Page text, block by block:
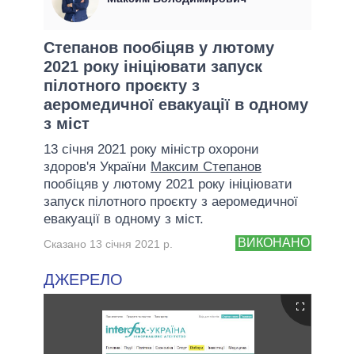
ОГЛЯДИ
ДАЙДЖЕСТИ
ПРЕЗИДЕНТ І ОФІС
ВЕРХОВНА РАДА
КАБІНЕТ МІНІСТРІВ
ГОЛОВИ ОБЛАДМІНІСТРАЦІЙ
МЕРИ МІСТ
ПІДТРИМАТИ
ПОРІВНЯННЯ ПОЛІТИКІВ
Степанов пообіцяв у лютому
2021 року ініціювати запуск
пілотного проєкту з
аеромедичної евакуації в одному
з міст
13 січня 2021 року міністр охорони
здоров'я України Максим Степанов
пообіцяв у лютому 2021 року ініціювати
запуск пілотного проєкту з аеромедичної
евакуації в одному з міст.
ВИКОНАНО
Сказано 13 січня 2021 р.
ДЖЕРЕЛО